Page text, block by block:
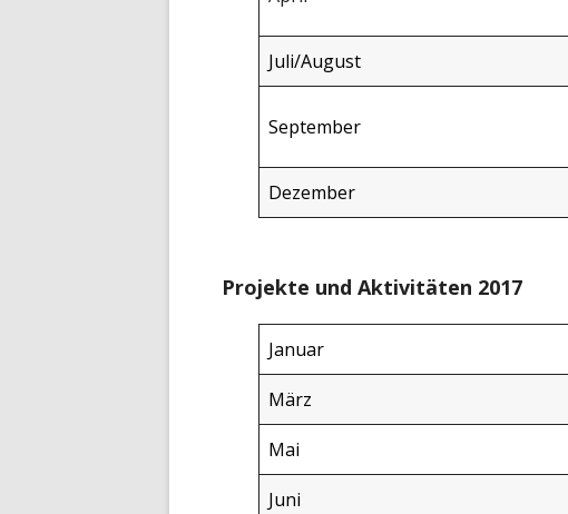
Juli/August
September
Dezember
Projekte und Aktivitäten 2017
Januar
März
Mai
Juni